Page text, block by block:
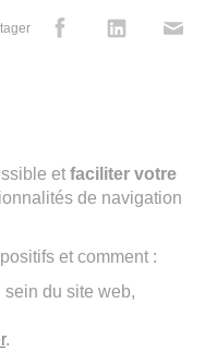
et faciliter votre
de navigation
et comment :
du site web,
.